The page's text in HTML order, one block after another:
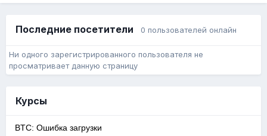
Последние посетители 0 пользователей онлайн
Ни одного зарегистрированного пользователя не
просматривает данную страницу
Курсы
BTC: Ошибка загрузки